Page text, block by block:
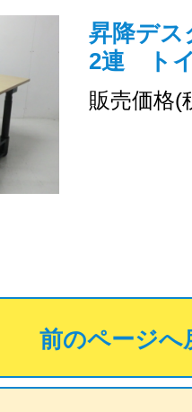
昇降デス
2連 ト
販売価格(
前のページへ